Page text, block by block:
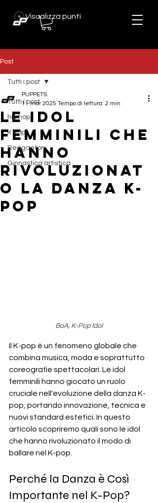
Visualizza punti
Post
Tutti i post
hip hop
K Pop
Reggaeton
Ginnastica artistica
Tutti i post
Le Idol
Femminili che
Hanno
Rivoluzionat
o la Danza K-
Pop
PUPPETS
11 mar 2025 Tempo di lettura: 2 min
BoA, K-Pop Idol
Il K-pop è un fenomeno globale che
combina musica, moda e soprattutto
coreografie spettacolari. Le idol
femminili hanno giocato un ruolo
cruciale nell'evoluzione della danza K-
pop, portando innovazione, tecnica e
nuovi standard estetici. In questo
articolo scopriremo quali sono le idol
che hanno rivoluzionato il modo di
ballare nel K-pop.
Perché la Danza è Così
Importante nel K-Pop?